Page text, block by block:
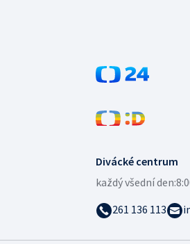
Divácké centrum
každý všední den:
261 136 113